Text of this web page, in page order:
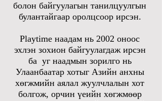
болон байгуулагын танилцуулгын
булантайгаар оролцсоор ирсэн.
Playtime наадам нь 2002 оноос
эхлэн зохион байгуулагдаж ирсэн
ба уг наадмын зорилго нь
Улаанбаатар хотыг Азийн анхны
хөгжмийн аялал жуулчлалын хот
болгож, орчин үеийн хөгжмөөр